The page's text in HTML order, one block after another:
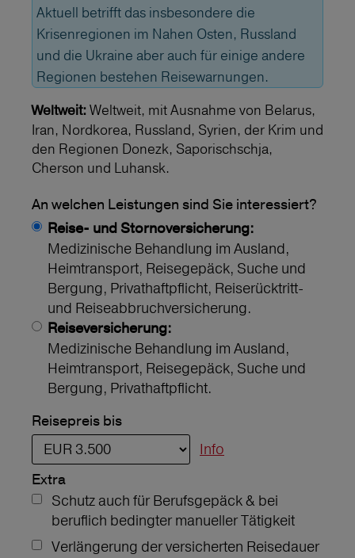
Aktuell betrifft das insbesondere die
Krisenregionen im Nahen Osten, Russland
und die Ukraine aber auch für einige andere
Regionen bestehen Reisewarnungen.
Weltweit: Weltweit, mit Ausnahme von Belarus,
Iran, Nordkorea, Russland, Syrien, der Krim und
den Regionen Donezk, Saporischschja,
Cherson und Luhansk.
An welchen Leistungen sind Sie interessiert?
Reise- und Stornoversicherung:
Medizinische Behandlung im Ausland,
Heimtransport, Reisegepäck, Suche und
Bergung, Privathaftpflicht, Reiserücktritt-
und Reiseabbruchversicherung.
Reiseversicherung:
Medizinische Behandlung im Ausland,
Heimtransport, Reisegepäck, Suche und
Bergung, Privathaftpflicht.
Reisepreis bis
Info
Extra
Schutz auch für Berufsgepäck & bei
beruflich bedingter manueller Tätigkeit
Verlängerung der versicherten Reisedauer